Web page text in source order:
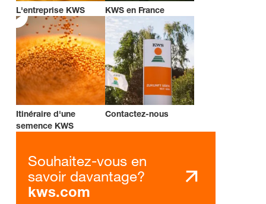
L'entreprise KWS KWS en France
Itinéraire d'une
semence KWS
Contactez-nous
Souhaitez-vous en
savoir davantage?
kws.com